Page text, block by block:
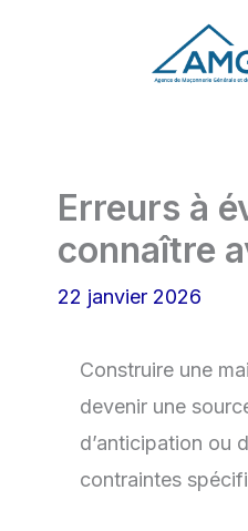
Erreurs à
connaître
22 janvier 2026
Construire une
devenir une
d’anticipation ou
contraintes